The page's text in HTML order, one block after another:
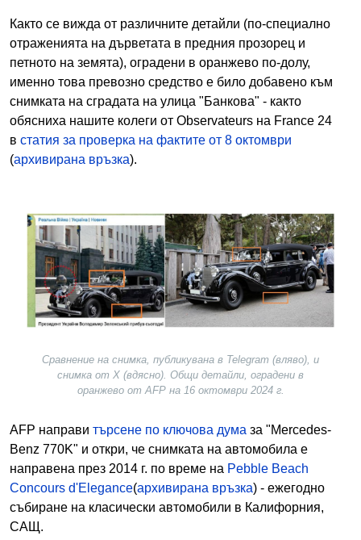
Както се вижда от различните детайли (по-специално
отраженията на дърветата в предния прозорец и
петното на земята), оградени в оранжево по-долу,
именно това превозно средство е било добавено към
снимката на сградата на улица "Банкова" - както
обясниха нашите колеги от Observateurs на France 24
в статия за проверка на фактите от 8 октомври
(архивирана връзка).
Image
Сравнение на снимка, публикувана в Telegram (вляво), и
снимка от X (вдясно). Общи детайли, оградени в
оранжево от AFP на 16 октомври 2024 г.
AFP направи търсене по ключова дума за "Mercedes-
Benz 770K" и откри, че снимката на автомобила е
направена през 2014 г. по време на Pebble Beach
Concours d'Elegance(архивирана връзка) - ежегодно
събиране на класически автомобили в Калифорния,
САЩ.